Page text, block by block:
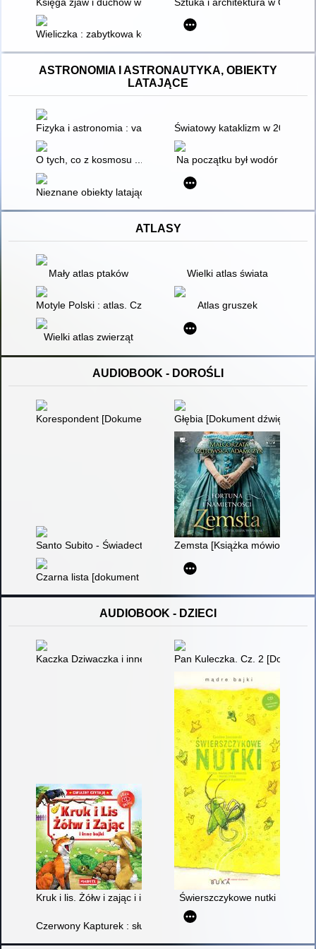
Wieliczka : zabytkowa kopalnia soli
ASTRONOMIA I ASTRONAUTYKA, OBIEKTY
LATAJĄCE
Fizyka i astronomia : vademecum maturzysty
Światowy kataklizm w 2012
O tych, co z kosmosu ... : spór o paleoastronautykę. [T. 1-2
Na początku był wodór
Nieznane obiekty latające. 3,
ATLASY
Mały atlas ptaków Wielki atlas świata
Motyle Polski : atlas. Cz. 1 Atlas gruszek
Wielki atlas zwierząt
AUDIOBOOK - DOROŚLI
Korespondent [Dokument dźwiękowy]Głębia [Dokument dźwiękowy]
Santo Subito - Świadectwo : kardynała Stanisława Dziwisza
Zemsta [Książka mówiona]
Czarna lista [dokument dźwiękowy]
AUDIOBOOK - DZIECI
Kaczka Dziwaczka i inne wiersze [Dokument dźwiękowy]
Pan Kuleczka. Cz. 2
Kruk i lis. Żółw i zając i inne bajkiŚwierszczykowe nutki
Czerwony Kapturek : słuchowisko dla dzieci [Dokument